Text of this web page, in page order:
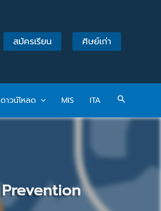
สมัครเรียน ศิษย์เก่า
ดาวน์โหลด MIS ITA Search